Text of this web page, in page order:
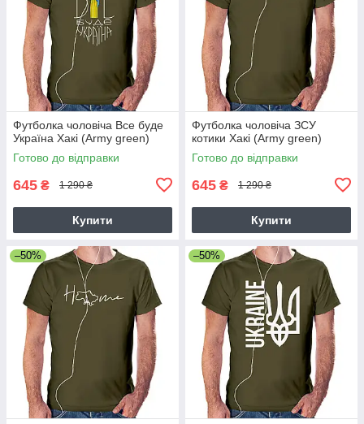
Футболка чоловіча Все буде
Україна Хакі (Army green)
Готово до відправки
645 ₴ 1 290 ₴
Купити
Футболка чоловіча ЗСУ
котики Хакі (Army green)
Готово до відправки
645 ₴ 1 290 ₴
Купити
–50% –50%